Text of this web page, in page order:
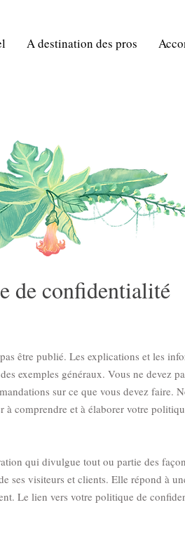
A destination des pros
de confidentialité
être publié. Les explications et les
exemples généraux. Vous ne devez
sur ce que vous devez faire.
comprendre et à élaborer votre
qui divulgue tout ou partie des
ses visiteurs et clients. Elle répond à
Le lien vers votre politique de